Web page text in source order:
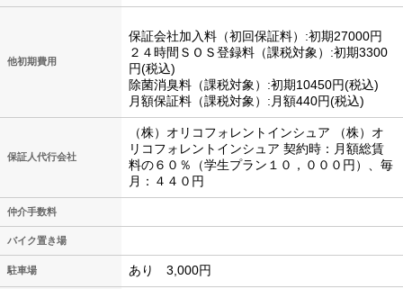
他初期費用
保証会社加入料（初回保証料）:初期27000円
２４時間ＳＯＳ登録料（課税対象）:初期3300
円(税込)
除菌消臭料（課税対象）:初期10450円(税込)
月額保証料（課税対象）:月額440円(税込)
保証人代行会社
（株）オリコフォレントインシュア （株）オ
リコフォレントインシュア 契約時：月額総賃
料の６０％（学生プラン１０，０００円）、毎
月：４４０円
仲介手数料
バイク置き場
駐車場 あり 3,000円